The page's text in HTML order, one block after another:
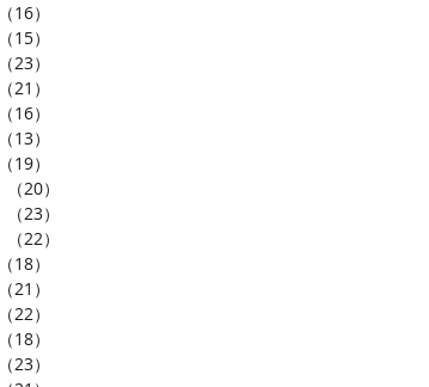
（16）
（15）
（23）
（21）
（16）
（13）
（19）
（20）
（23）
（22）
（18）
（21）
（22）
（18）
（23）